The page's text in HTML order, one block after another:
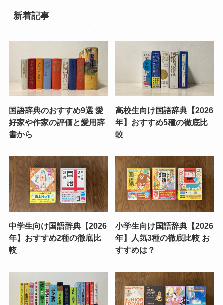
新着記事
国語辞典のおすすめ9選 愛
好家や作家の評価と愛用辞
書から
高校生向け国語辞典【2026
年】おすすめ5種の徹底比
較
中学生向け国語辞典【2026
年】おすすめ2種の徹底比
較
小学生向け国語辞典【2026
年】人気3種の徹底比較 お
すすめは？